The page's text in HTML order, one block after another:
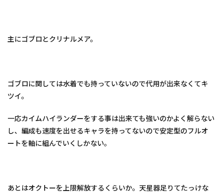
主にゴブロとクリナルメア。
ゴブロに関しては水着でも持っていないので代用が出来なくてキ
ツイ。
一応カイムハイランダーをする事は出来ても強いのかよく解らない
し、編成も速度を出せるキャラを持ってないので安定型のフルオ
ートを軸に組んでいくしかない。
あとはオクトーを上限解放するくらいか。天星器足りてたっけな